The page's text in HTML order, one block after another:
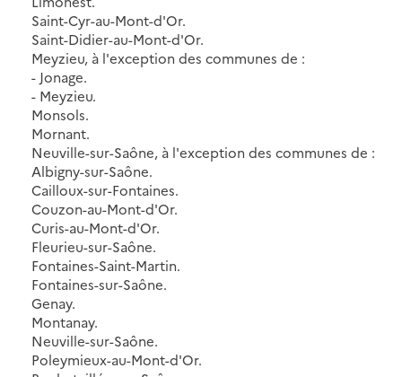
Saint-Cyr-au-Mont-d'Or.
Saint-Didier-au-Mont-d'Or.
Meyzieu, à l'exception des communes de :
- Jonage.
- Meyzieu.
Monsols.
Mornant.
Neuville-sur-Saône, à l'exception des communes de :
Albigny-sur-Saône.
Cailloux-sur-Fontaines.
Couzon-au-Mont-d'Or.
Curis-au-Mont-d'Or.
Fleurieu-sur-Saône.
Fontaines-Saint-Martin.
Fontaines-sur-Saône.
Genay.
Montanay.
Neuville-sur-Saône.
Poleymieux-au-Mont-d'Or.